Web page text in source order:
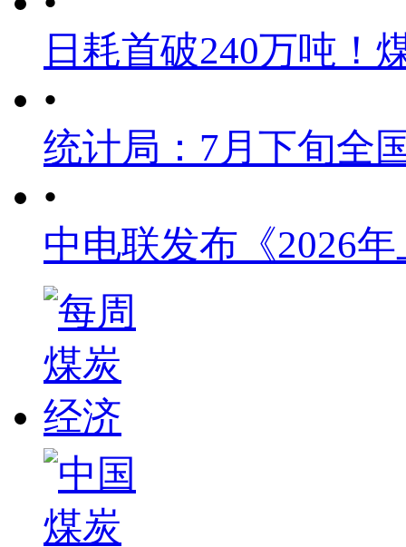
日耗首破240万吨！
•
统计局：7月下旬全
•
中电联发布《2026